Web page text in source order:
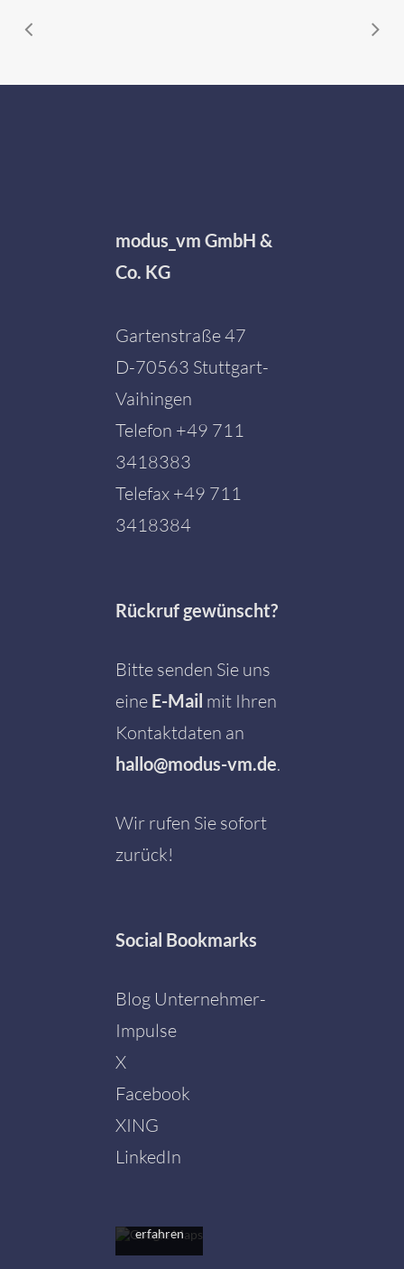
modus_vm GmbH &
Co. KG
Gartenstraße 47
D-70563 Stuttgart-
Vaihingen
Telefon +49 711
3418383
Telefax +49 711
3418384
Rückruf gewünscht?
Bitte senden Sie uns
eine E-Mail mit Ihren
Kontaktdaten an
hallo@modus-vm.de.
Wir rufen Sie sofort
zurück!
Social Bookmarks
Blog Unternehmer-
Impulse
X
Facebook
XING
LinkedIn
Mit dem
Karte
Sie die
erfahren